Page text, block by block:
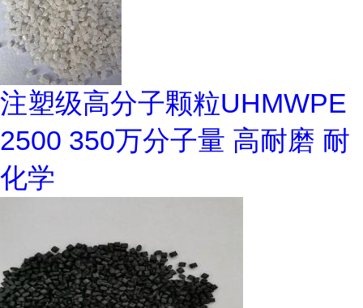
注塑级高分子颗粒UHMWPE
2500 350万分子量 高耐磨 耐
化学